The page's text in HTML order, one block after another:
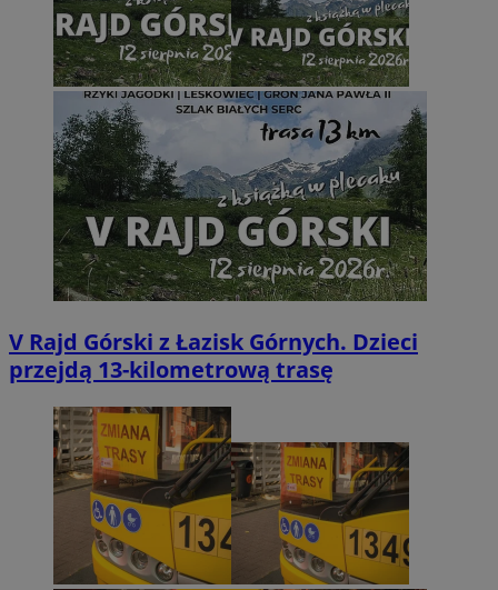
V Rajd Górski z Łazisk Górnych. Dzieci
przejdą 13-kilometrową trasę